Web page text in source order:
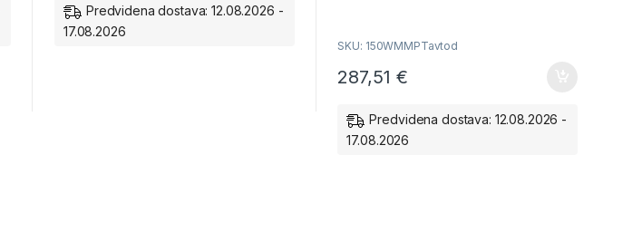
Predvidena dostava: 12.08.2026 -
17.08.2026
SKU: 150WMMPTavtod
287,51 €
Predvidena dostava: 12.08.2026 -
17.08.2026